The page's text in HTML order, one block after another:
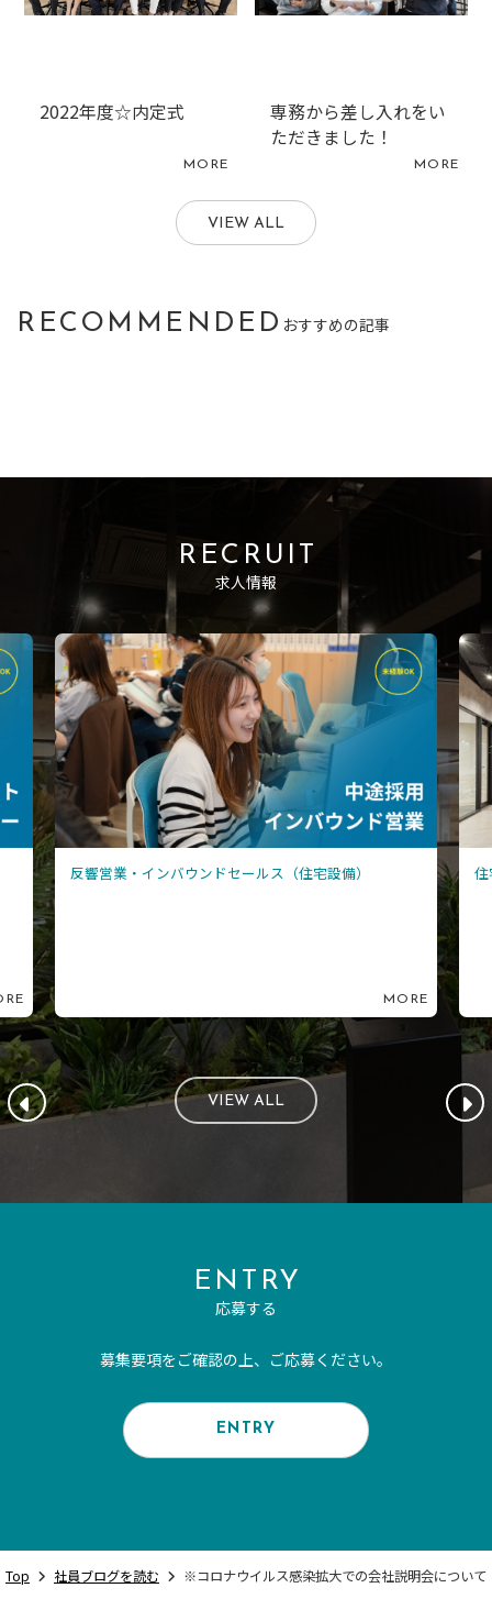
2022年度☆内定式
MORE
専務から差し入れをい
ただきました！
MORE
VIEW ALL
RECOMMENDED おすすめの記事
RECRUIT
求人情報
反響営業・インバウンドセールス（住宅設備）
MORE
住宅設
VIEW ALL
ENTRY
応募する
募集要項をご確認の上、ご応募ください。
ENTRY
Top 社員ブログを読む ※コロナウイルス感染拡大での会社説明会について